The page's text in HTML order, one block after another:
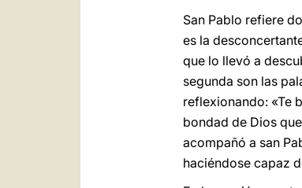
San Pablo refiere
es la
que lo llevó a
segunda son las
reflexionando: «Te
bondad de Dios
acompañó a san
haciéndose capaz